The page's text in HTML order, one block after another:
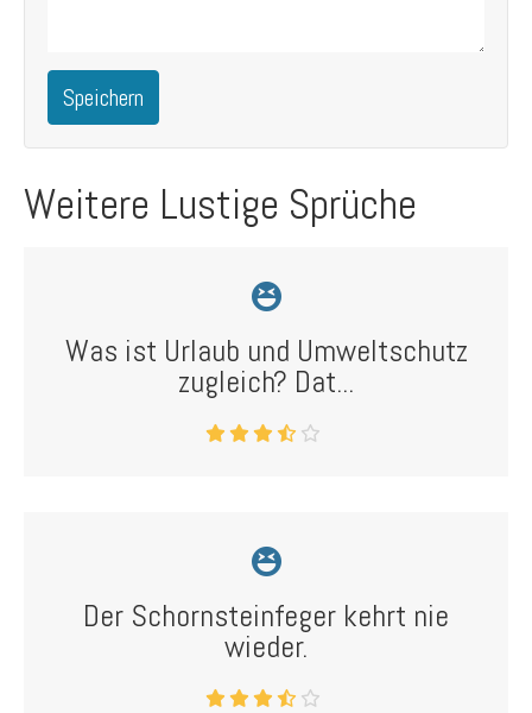
Speichern
Weitere Lustige Sprüche
Was ist Urlaub und Umweltschutz
zugleich? Dat...
Der Schornsteinfeger kehrt nie
wieder.